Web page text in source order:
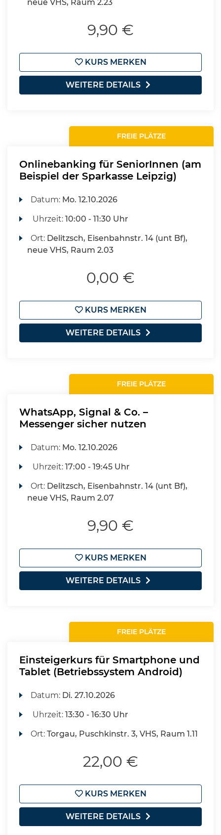
neue VHS, Raum 2.23
9,90 €
KURS MERKEN
WEITERE DETAILS
FREIE PLÄTZE
Onlinebanking für SeniorInnen (am
Beispiel der Sparkasse Leipzig)
Datum: Mo. 12.10.2026
Uhrzeit:10:00 - 11:30 Uhr
Ort: Delitzsch, Eisenbahnstr. 14 (unt Bf),
neue VHS, Raum 2.03
0,00 €
KURS MERKEN
WEITERE DETAILS
FREIE PLÄTZE
WhatsApp, Signal & Co. –
Messenger sicher nutzen
Datum: Mo. 12.10.2026
Uhrzeit:17:00 - 19:45 Uhr
Ort: Delitzsch, Eisenbahnstr. 14 (unt Bf),
neue VHS, Raum 2.07
9,90 €
KURS MERKEN
WEITERE DETAILS
FREIE PLÄTZE
Einsteigerkurs für Smartphone und
Tablet (Betriebssystem Android)
Datum: Di. 27.10.2026
Uhrzeit:13:30 - 16:30 Uhr
Ort:Torgau, Puschkinstr. 3, VHS, Raum 1.11
22,00 €
KURS MERKEN
WEITERE DETAILS